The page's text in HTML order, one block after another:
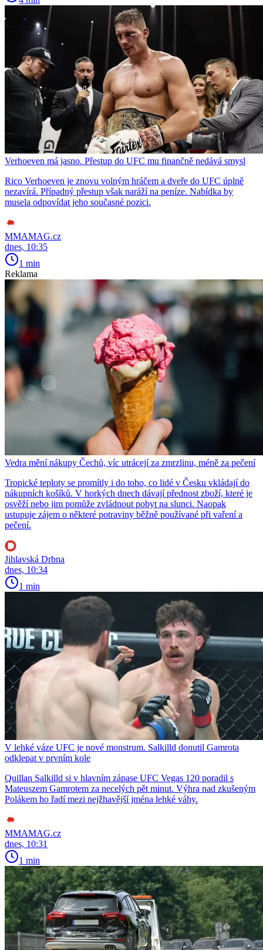
Verhoeven má jasno. Přestup do UFC mu finančně nedává smysl
Rico Verhoeven je znovu volným hráčem a dveře do UFC úplně
nezavírá. Případný přestup však naráží na peníze. Nabídka by
musela odpovídat jeho současné pozici.
MMAMAG.cz
dnes, 10:35
1 min
Reklama
Vedra mění nákupy Čechů, víc utrácejí za zmrzlinu, méně za pečení
Tropické teploty se promítly i do toho, co lidé v Česku vkládají do
nákupních košíků. V horkých dnech dávají přednost zboží, které je
osvěží nebo jim pomůže zvládnout pobyt na slunci. Naopak
ustupuje zájem o některé potraviny běžně používané při vaření a
pečení.
Jihlavská Drbna
dnes, 10:34
1 min
V lehké váze UFC je nové monstrum. Salkilld donutil Gamrota
odklepat v prvním kole
Quillan Salkilld si v hlavním zápase UFC Vegas 120 poradil s
Mateuszem Gamrotem za necelých pět minut. Výhra nad zkušeným
Polákem ho řadí mezi nejžhavější jména lehké váhy.
MMAMAG.cz
dnes, 10:31
1 min